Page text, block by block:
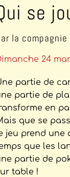
se
la
24
partie de
partie de
en
que se
jeu prend une
que les
partie de
table !